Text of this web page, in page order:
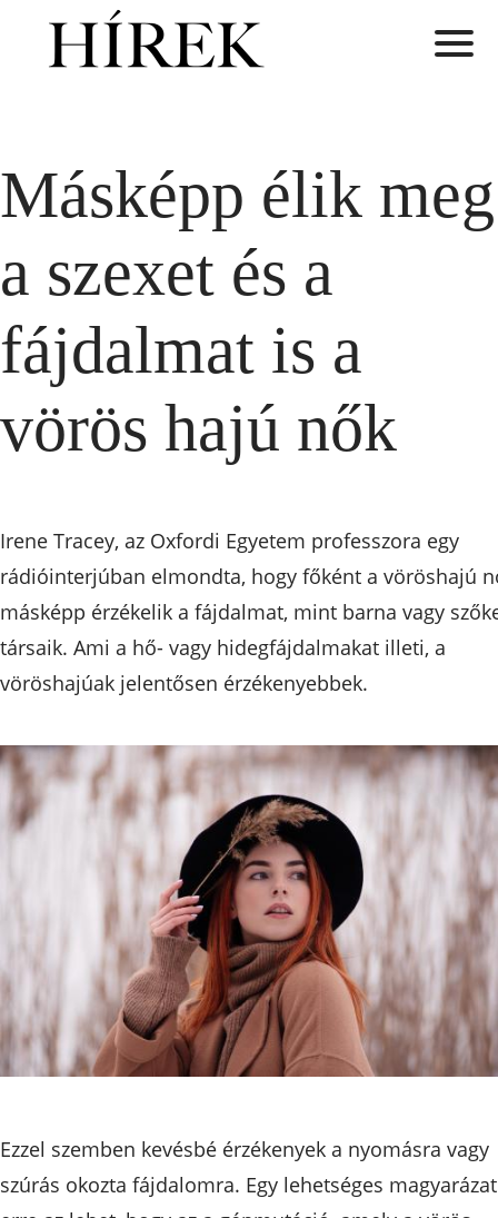
Másképp élik meg
a szexet és a
fájdalmat is a
vörös hajú nők
Irene Tracey, az Oxfordi Egyetem professzora egy
rádióinterjúban elmondta, hogy főként a vöröshajú
másképp érzékelik a fájdalmat, mint barna vagy
társaik. Ami a hő- vagy hidegfájdalmakat illeti, a
vöröshajúak jelentősen érzékenyebbek.
Ezzel szemben kevésbé érzékenyek a nyomásra vagy
szúrás okozta fájdalomra. Egy lehetséges magyarázat